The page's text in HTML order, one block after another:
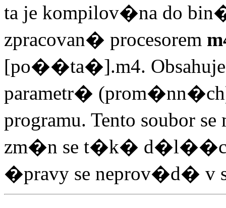
ta je kompilov�na do
zpracovan� procesorem
[po��ta�].m4.
parametr�
programu. Tento
zm�n se t�k�
�pravy se neprov�d� v